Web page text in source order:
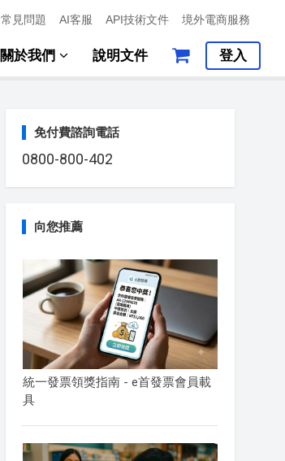
常見問題 AI客服 API技術文件 境外電商服務
關於我們 說明文件 登入
免付費諮詢電話
0800-800-402
向您推薦
統一發票領獎指南 - e首發票會員載
具